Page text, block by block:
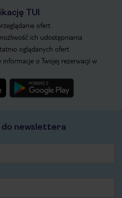
TUI
ofert
ich udostępniania
oglądanych ofert
o Twojej rezerwacji w
do newslettera